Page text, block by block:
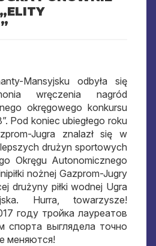
Mansyjsku odbyła się
wręczenia nagród
okręgowego konkursu
Pod koniec ubiegłego roku
Jugra znalazł się w
drużyn sportowych
Okręgu Autonomicznego
nożnej Gazprom-Jugry
drużyny piłki wodnej Ugra
Hurra, towarzysze!
году тройка лауреатов
спорта выглядела точно
меняются!